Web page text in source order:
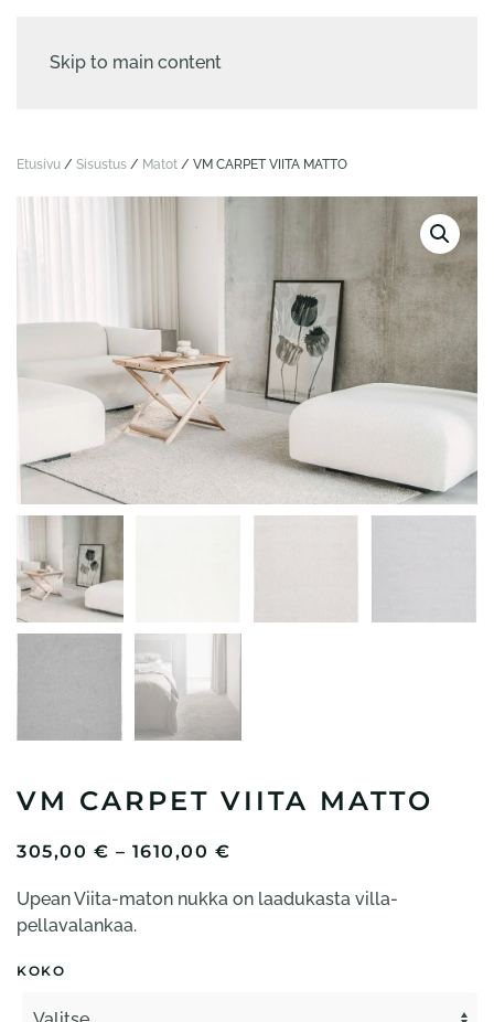
Skip to main content
Etusivu / Sisustus / Matot / VM CARPET VIITA MATTO
VM CARPET VIITA MATTO
305,00 € – 1610,00 €
-
Upean Viita-maton nukka on laadukasta villa-
pellavalankaa.
KOKO